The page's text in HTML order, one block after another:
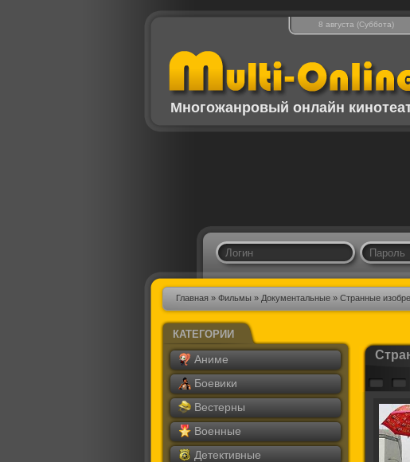
8 августа (Суббота)
Многожанровый онлайн
Главная» Фильмы» Документальные» Странные
КАТЕГОРИИ
Аниме
Боевики
Вестерны
Военные
Детективные